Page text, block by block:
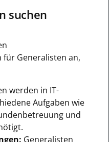
suchen
für Generalisten an,
werden in IT-
Aufgaben wie
und
Generalisten